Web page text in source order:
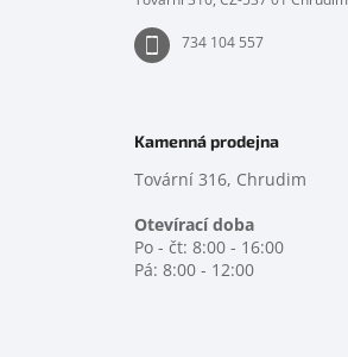
734 104 557
Kamenná prodejna
Tovární 316, Chrudim
Otevírací doba
Po - čt: 8:00 - 16:00
Pá: 8:00 - 12:00